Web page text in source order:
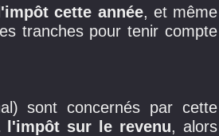
cette année, et même
tranches pour tenir compte
sont concernés par cette
l'impôt sur le revenu, alors